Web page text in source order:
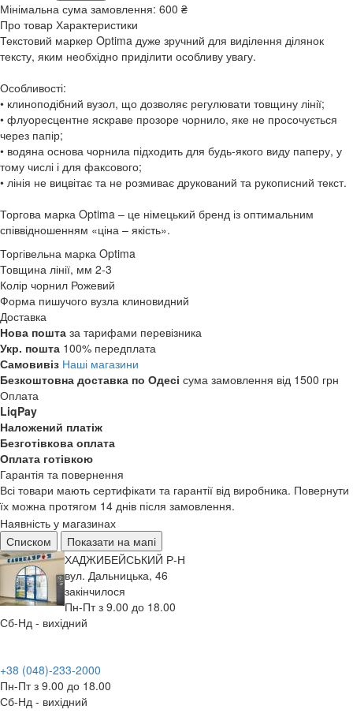
Мінімальна сума замовлення: 600 ₴
Про товар Характеристики
Текстовий маркер Optima дуже зручний для виділення ділянок
тексту, яким необхідно приділити особливу увагу.
Особливості:
• клиноподібний вузол, що дозволяє регулювати товщину лінії;
• флуоресцентне яскраве прозоре чорнило, яке не просочується
через папір;
• водяна основа чорнила підходить для будь-якого виду паперу, у
тому числі і для факсового;
• лінія не вицвітає та не розмиває друкований та рукописний текст.
Торгова марка Optima – це німецький бренд із оптимальним
співвідношенням «ціна – якість».
Торгівельна марка Optima
Товщина лінії, мм 2-3
Колір чорнил Рожевий
Форма пишучого вузла клиновидний
Доставка
Нова пошта за тарифами перевізника
Укр. пошта 100% передплата
Самовивіз Наші магазини
Безкоштовна доставка по Одесі сума замовлення від 1500 грн
Оплата
LiqPay
Наложений платіж
Безготівкова оплата
Оплата готівкою
Гарантія та повернення
Всі товари мають сертифікати та гарантії від виробника. Повернути
їх можна протягом 14 днів після замовлення.
Наявність у магазинах
Списком
Показати на мапі
ХАДЖИБЕЙСЬКИЙ Р-Н
вул. Дальницька, 46
закінчилося
Пн-Пт з 9.00 до 18.00
Сб-Нд - вихідний
+38 (048)-233-2000
Пн-Пт з 9.00 до 18.00
Сб-Нд - вихідний